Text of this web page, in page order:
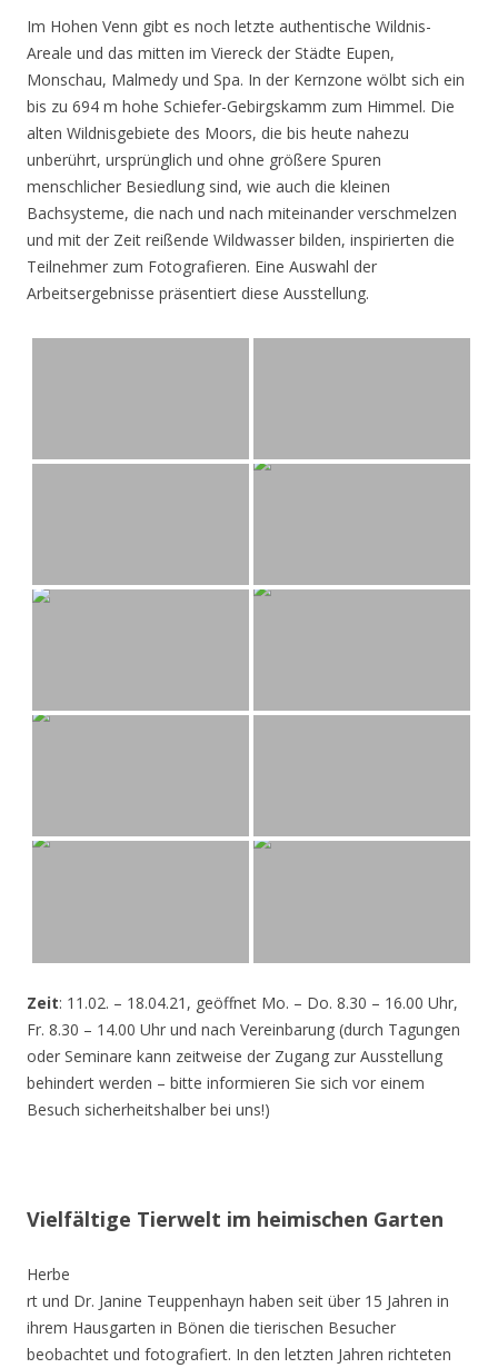
Im Hohen Venn gibt es noch letzte authentische Wildnis-
Areale und das mitten im Viereck der Städte Eupen,
Monschau, Malmedy und Spa. In der Kernzone wölbt sich ein
bis zu 694 m hohe Schiefer-Gebirgskamm zum Himmel. Die
alten Wildnisgebiete des Moors, die bis heute nahezu
unberührt, ursprünglich und ohne größere Spuren
menschlicher Besiedlung sind, wie auch die kleinen
Bachsysteme, die nach und nach miteinander verschmelzen
und mit der Zeit reißende Wildwasser bilden, inspirierten die
Teilnehmer zum Fotografieren. Eine Auswahl der
Arbeitsergebnisse präsentiert diese Ausstellung.
Zeit: 11.02. – 18.04.21, geöffnet Mo. – Do. 8.30 – 16.00 Uhr,
Fr. 8.30 – 14.00 Uhr und nach Vereinbarung (durch Tagungen
oder Seminare kann zeitweise der Zugang zur Ausstellung
behindert werden – bitte informieren Sie sich vor einem
Besuch sicherheitshalber bei uns!)
Vielfältige Tierwelt im heimischen Garten
Herbe
rt und Dr. Janine Teuppenhayn haben seit über 15 Jahren in
ihrem Hausgarten in Bönen die tierischen Besucher
beobachtet und fotografiert. In den letzten Jahren richteten